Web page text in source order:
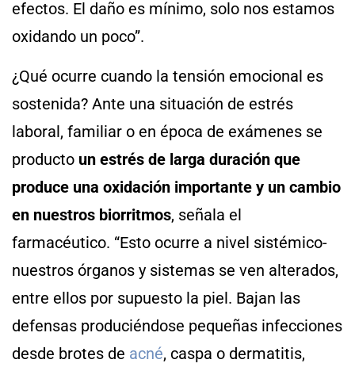
efectos. El daño es mínimo, solo nos estamos
oxidando un poco”.
¿Qué ocurre cuando la tensión emocional es
sostenida? Ante una situación de estrés
laboral, familiar o en época de exámenes se
producto un estrés de larga duración que
produce una oxidación importante y un cambio
en nuestros biorritmos, señala el
farmacéutico. “Esto ocurre a nivel sistémico-
nuestros órganos y sistemas se ven alterados,
entre ellos por supuesto la piel. Bajan las
defensas produciéndose pequeñas infecciones
desde brotes de acné, caspa o dermatitis,